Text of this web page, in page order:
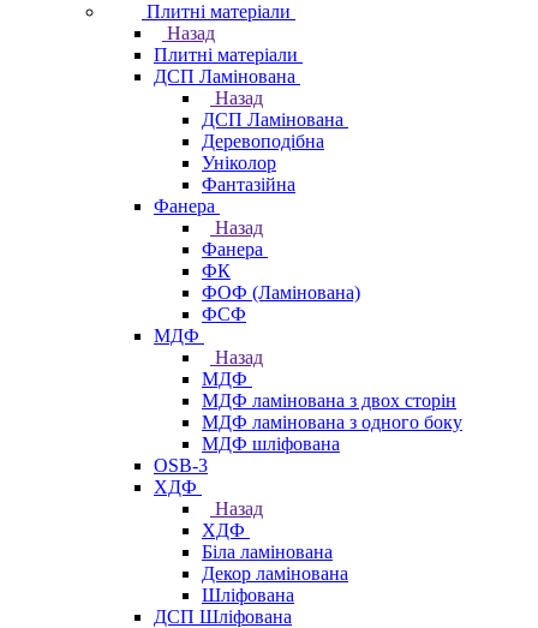
Плитні матеріали
Назад
Плитні матеріали
ДСП Ламінована
Назад
ДСП Ламінована
Деревоподібна
Уніколор
Фантазійна
Фанера
Назад
Фанера
ФК
ФОФ (Ламінована)
ФСФ
МДФ
Назад
МДФ
МДФ ламінована з двох сторін
МДФ ламінована з одного боку
МДФ шліфована
OSB-3
ХДФ
Назад
ХДФ
Біла ламінована
Декор ламінована
Шліфована
ДСП Шліфована